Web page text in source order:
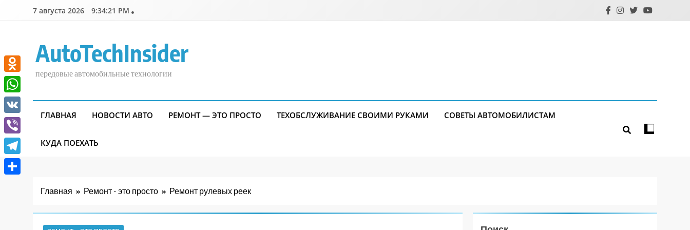
7 августа 2026 9:34:22 PM
AutoTechInsider
передовые автомобильные технологии
ГЛАВНАЯ НОВОСТИ АВТО РЕМОНТ — ЭТО ПРОСТО ТЕХОБСЛУЖИВАНИЕ СВОИМИ РУКАМИ СОВЕТЫ АВТОМОБИЛИСТАМ
КУДА ПОЕХАТЬ
Главная Ремонт - это просто Ремонт рулевых реек
Odnoklassniki
WhatsApp
VK
Viber
Telegram